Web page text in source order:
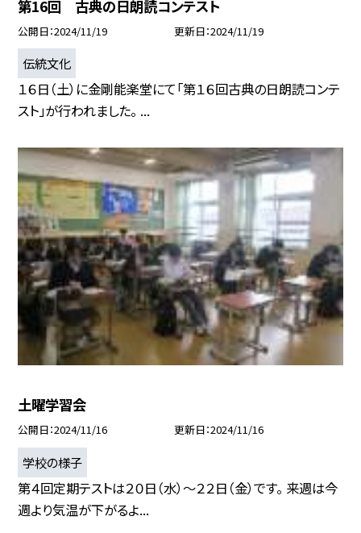
第16回 古典の日朗読コンテスト
公開日 2024/11/19 更新日 2024/11/19
伝統文化
１６日（土）に金剛能楽堂にて「第１６回古典の日朗読コンテ
スト」が行われました。 ...
土曜学習会
公開日 2024/11/16 更新日 2024/11/16
学校の様子
第４回定期テストは２０日（水）〜２２日（金）です。 来週は今
週より気温が下がるよ...